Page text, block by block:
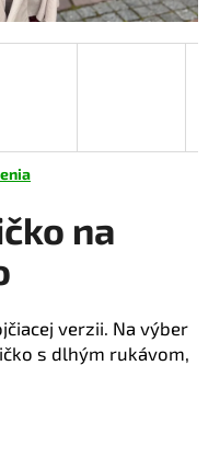
na
verzii. Na výber
s dlhým rukávom,